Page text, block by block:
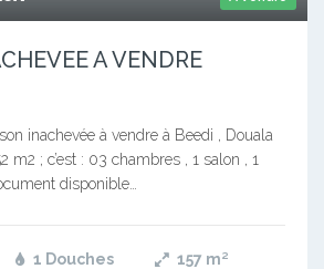
A VENDRE
inachevée à vendre à Beedi , Douala
m2 ; c’est : 03 chambres , 1 salon , 1
disponible…
1 Douches 157 m²